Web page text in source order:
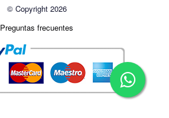
© Copyright 2026
Preguntas frecuentes